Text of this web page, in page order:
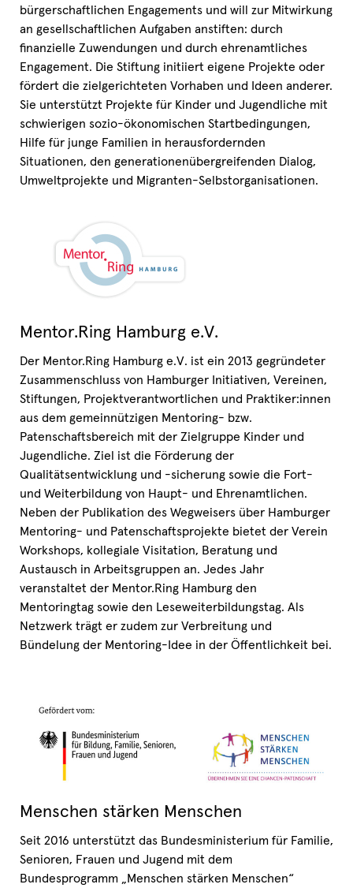
bürgerschaftlichen Engagements und will zur Mitwirkung
an gesellschaftlichen Aufgaben anstiften: durch
finanzielle Zuwendungen und durch ehrenamtliches
Engagement. Die Stiftung initiiert eigene Projekte oder
fördert die zielgerichteten Vorhaben und Ideen anderer.
Sie unterstützt Projekte für Kinder und Jugendliche mit
schwierigen sozio-ökonomischen Startbedingungen,
Hilfe für junge Familien in herausfordernden
Situationen, den generationenübergreifenden Dialog,
Umweltprojekte und Migranten-Selbstorganisationen.
Mentor.Ring Hamburg e.V.
Der Mentor.Ring Hamburg e.V. ist ein 2013 gegründeter
Zusammenschluss von Hamburger Initiativen, Vereinen,
Stiftungen, Projektverantwortlichen und Praktiker:innen
aus dem gemeinnützigen Mentoring- bzw.
Patenschaftsbereich mit der Zielgruppe Kinder und
Jugendliche. Ziel ist die Förderung der
Qualitätsentwicklung und -sicherung sowie die Fort-
und Weiterbildung von Haupt- und Ehrenamtlichen.
Neben der Publikation des Wegweisers über Hamburger
Mentoring- und Patenschaftsprojekte bietet der Verein
Workshops, kollegiale Visitation, Beratung und
Austausch in Arbeitsgruppen an. Jedes Jahr
veranstaltet der Mentor.Ring Hamburg den
Mentoringtag sowie den Leseweiterbildungstag. Als
Netzwerk trägt er zudem zur Verbreitung und
Bündelung der Mentoring-Idee in der Öffentlichkeit bei.
Menschen stärken Menschen
Seit 2016 unterstützt das Bundesministerium für Familie,
Senioren, Frauen und Jugend mit dem
Bundesprogramm „Menschen stärken Menschen“